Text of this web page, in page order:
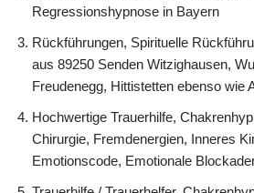
Regressionshypnose in Bayern
Rückführungen, Spirituelle
aus 89250 Senden Witzighausen,
Freudenegg, Hittistetten ebenso wie
Hochwertige Trauerhilfe,
Chirurgie, Fremdenergien, Inneres
Emotionscode, Emotionale